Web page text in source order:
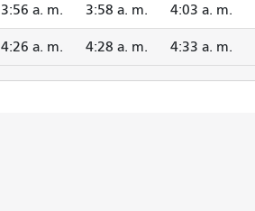
3:56 a. m. 3:58 a. m. 4:03 a. m.
4:26 a. m. 4:28 a. m. 4:33 a. m.